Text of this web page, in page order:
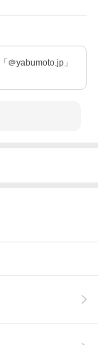
＠yabumoto.jp」